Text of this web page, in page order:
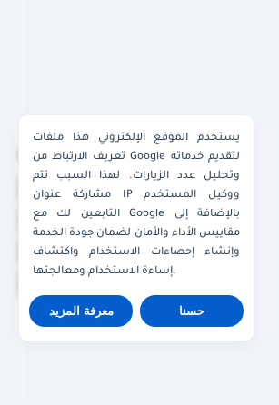
واتساب الكويت
واتساب قطر
واتساب عُمان
واتساب الإمارات
يستخدم الموقع الإلكتروني هذا ملفات
تعريف الارتباط من Google لتقديم خدماته
وتحليل عدد الزيارات. لهذا السبب تتم
مشاركة عنوان IP ووكيل المستخدم
التابعين لك مع Google بالإضافة إلى
مقاييس الأداء والأمان لضمان جودة الخدمة
وإنشاء إحصاءات الاستخدام واكتشاف
إساءة الاستخدام ومعالجتها.
معرفة المزيد حسنا